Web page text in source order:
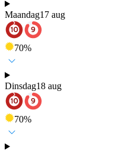
Maandag17 aug
70%
Dinsdag18 aug
70%